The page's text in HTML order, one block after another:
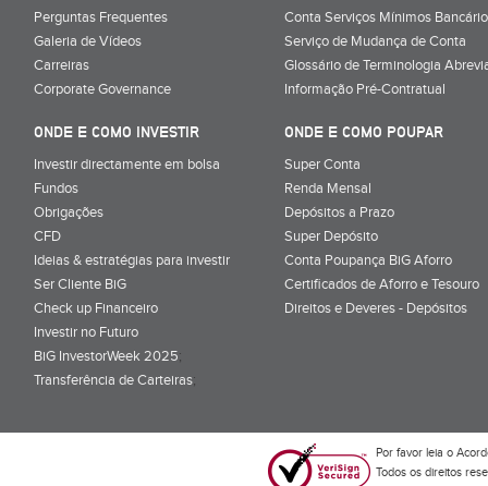
Perguntas Frequentes
Galeria de Vídeos
Carreiras
Corporate Governance
Conta Serviços Mínimos
Serviço de Mudança de Conta
Glossário de Terminologia
Informação Pré-Contratual
ONDE E COMO INVESTIR
Investir directamente em bolsa
Fundos
Obrigações
CFD
Ideias & estratégias para investir
Ser Cliente BiG
Check up Financeiro
Investir no Futuro
BiG InvestorWeek 2025;
Transferência de Carteiras;
ONDE E COMO POUPAR
Super Conta
Renda Mensal
Depósitos a Prazo
Super Depósito
Conta Poupança BiG Aforro
Certificados de Aforro e Tesouro
Direitos e Deveres - Depósitos
Por favor leia o
Todos os direitos